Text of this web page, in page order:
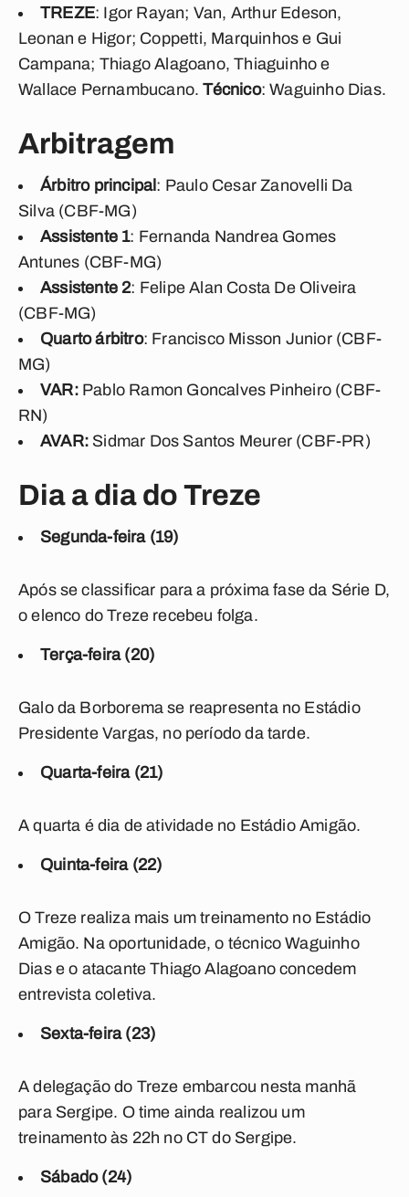
TREZE: Igor Rayan; Van, Arthur Edeson,
Leonan e Higor; Coppetti, Marquinhos e Gui
Campana; Thiago Alagoano, Thiaguinho e
Wallace Pernambucano.Técnico: Waguinho Dias.
Arbitragem
Árbitro principal : Paulo Cesar Zanovelli Da
Silva (CBF-MG)
Assistente 1: Fernanda Nandrea Gomes
Antunes (CBF-MG)
Assistente 2: Felipe Alan Costa De Oliveira
(CBF-MG)
Quarto árbitro: Francisco Misson Junior (CBF-
MG)
VAR:Pablo Ramon Goncalves Pinheiro (CBF-
RN)
AVAR: Sidmar Dos Santos Meurer (CBF-PR)
Dia a dia do Treze
Segunda-feira (19)
Após se classificar para a próxima fase da Série D,
o elenco do Treze recebeu folga.
Terça-feira (20)
Galo da Borborema se reapresenta no Estádio
Presidente Vargas, no período da tarde.
Quarta-feira (21)
A quarta é dia de atividade no Estádio Amigão.
Quinta-feira (22)
O Treze realiza mais um treinamento no Estádio
Amigão. Na oportunidade, o técnico Waguinho
Dias e o atacante Thiago Alagoano concedem
entrevista coletiva.
Sexta-feira (23)
A delegação do Treze embarcou nesta manhã
para Sergipe. O time ainda realizou um
treinamento às 22h no CT do Sergipe.
Sábado (24)